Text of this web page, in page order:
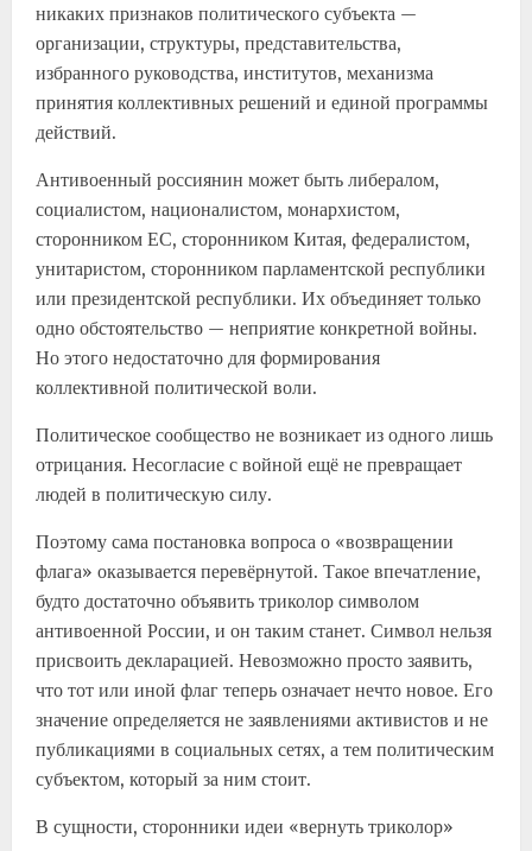
никаких признаков политического субъекта —
организации, структуры, представительства,
избранного руководства, институтов, механизма
принятия коллективных решений и единой программы
действий.
Антивоенный россиянин может быть либералом,
социалистом, националистом, монархистом,
сторонником ЕС, сторонником Китая, федералистом,
унитаристом, сторонником парламентской республики
или президентской республики. Их объединяет только
одно обстоятельство — неприятие конкретной войны.
Но этого недостаточно для формирования
коллективной политической воли.
Политическое сообщество не возникает из одного лишь
отрицания. Несогласие с войной ещё не превращает
людей в политическую силу.
Поэтому сама постановка вопроса о «возвращении
флага» оказывается перевёрнутой. Такое впечатление,
будто достаточно объявить триколор символом
антивоенной России, и он таким станет. Символ нельзя
присвоить декларацией. Невозможно просто заявить,
что тот или иной флаг теперь означает нечто новое. Его
значение определяется не заявлениями активистов и не
публикациями в социальных сетях, а тем политическим
субъектом, который за ним стоит.
В сущности, сторонники идеи «вернуть триколор»